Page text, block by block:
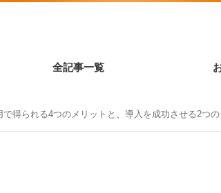
全記事一覧
で得られる4つのメリットと、導入を成功させる2つの